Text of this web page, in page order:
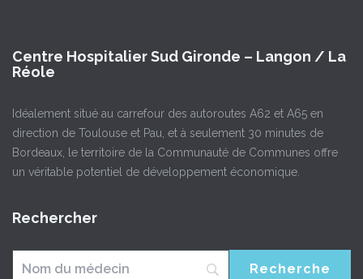
Centre Hospitalier Sud Gironde – Langon / La
Réole
Idéalement situé au carrefour des autoroutes A62 et A65 en
direction de Toulouse et Pau, et à seulement 30 minutes de
Bordeaux, le territoire de la Communauté de Communes offre
un véritable potentiel de développement économique.
Rechercher